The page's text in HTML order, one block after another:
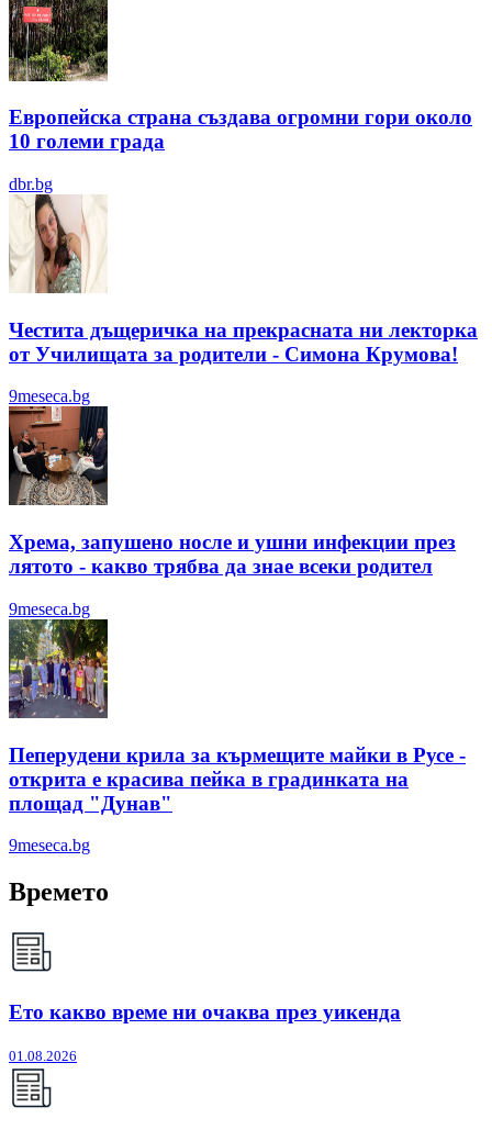
Европейска страна създава огромни гори около
10 големи града
dbr.bg
Честита дъщеричка на прекрасната ни лекторка
от Училищата за родители - Симона Крумова!
9meseca.bg
Хрема, запушено носле и ушни инфекции през
лятотo - какво трябва да знае всеки родител
9meseca.bg
Пеперудени крила за кърмещите майки в Русе -
открита е красива пейка в градинката на
площад "Дунав"
9meseca.bg
Времето
Ето какво време ни очаква през уикенда
01.08.2026